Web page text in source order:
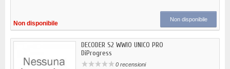
Non disponibile
Non disponibile
DECODER S2 WWIO UNICO PRO
DiProgress
0 recensioni